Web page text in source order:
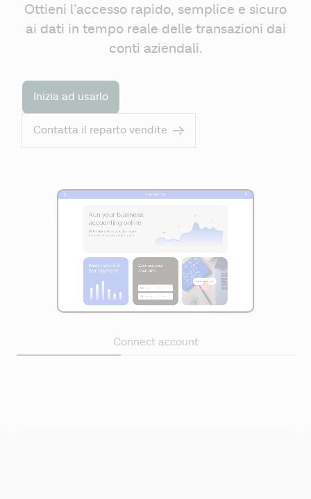
Ottieni l’accesso rapido, semplice e sicuro
ai dati in tempo reale delle transazioni dai
conti aziendali.
Inizia ad usarlo
Contatta il reparto vendite
Connect account